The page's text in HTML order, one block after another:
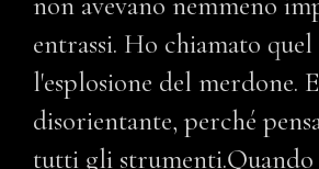
entrassi. Ho chiamato
l'esplosione del merdone.
disorientante, perché
tutti gli